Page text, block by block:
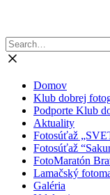
Domov
Klub dobrej
Podporte Klub
Aktuality
Fotosúťaž
Fotosúťaž
FotoMaratón
Lamačský
Galéria